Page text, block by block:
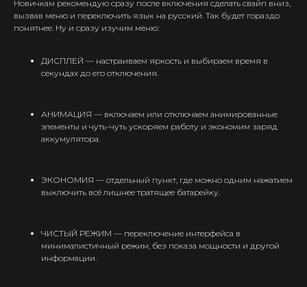
Новичкам рекомендую сразу после включения сделать свайп вниз,
вызвав меню и переключить язык на русский. Так будет гораздо
понятнее. Ну и сразу изучим меню:
ДИСПЛЕЙ — настраиваем яркость и выбираем время в
секундах до его отключения.
АНИМАЦИЯ — включаем или отключаем анимированные
элементы и чуть-чуть ускоряем работу и экономим заряд
аккумулятора.
ЭКОНОМИЯ — отдельный пункт, где можно одним нажатием
выключить всё лишнее тратящее батарейку.
ЧИСТЫЙ РЕЖИМ — переключение интерфейса в
минималистичный режим, без показа мощности и другой
информации.